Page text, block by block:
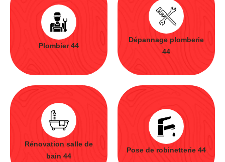
Plombier 44
Dépannage plomberie
44
Rénovation salle de
bain 44
Pose de robinetterie 44